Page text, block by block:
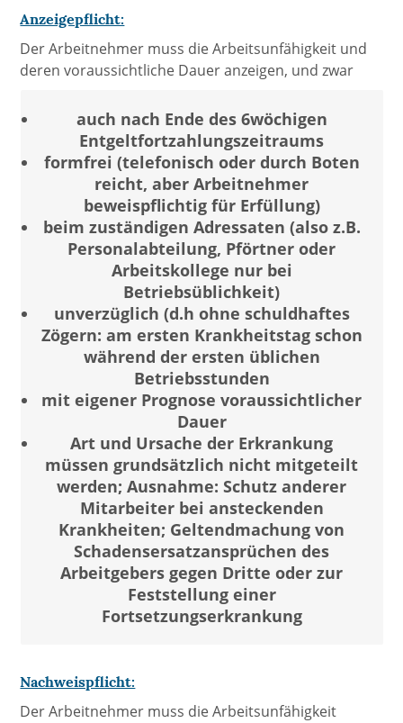
Anzeigepflicht:
Der Arbeitnehmer muss die Arbeitsunfähigkeit und
deren voraussichtliche Dauer anzeigen, und zwar
auch nach Ende des 6wöchigen
Entgeltfortzahlungszeitraums
formfrei (telefonisch oder durch Boten
reicht, aber Arbeitnehmer
beweispflichtig für Erfüllung)
beim zuständigen Adressaten (also z.B.
Personalabteilung, Pförtner oder
Arbeitskollege nur bei
Betriebsüblichkeit)
unverzüglich (d.h ohne schuldhaftes
Zögern: am ersten Krankheitstag schon
während der ersten üblichen
Betriebsstunden
mit eigener Prognose voraussichtlicher
Dauer
Art und Ursache der Erkrankung
müssen grundsätzlich nicht mitgeteilt
werden; Ausnahme: Schutz anderer
Mitarbeiter bei ansteckenden
Krankheiten; Geltendmachung von
Schadensersatzansprüchen des
Arbeitgebers gegen Dritte oder zur
Feststellung einer
Fortsetzungserkrankung
Nachweispflicht:
Der Arbeitnehmer muss die Arbeitsunfähigkeit